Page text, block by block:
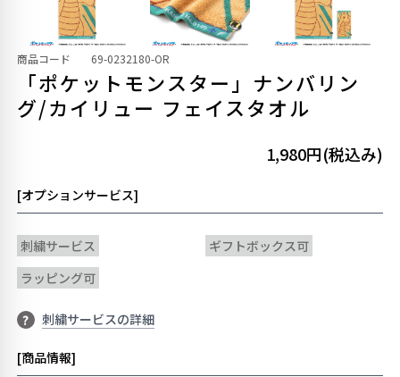
商品コード 69-0232180-OR
「ポケットモンスター」ナンバリン
グ/カイリュー フェイスタオル
1,980円(税込み)
[オプションサービス]
刺繍サービス
ギフトボックス可
ラッピング可
? 刺繍サービスの詳細
[商品情報]